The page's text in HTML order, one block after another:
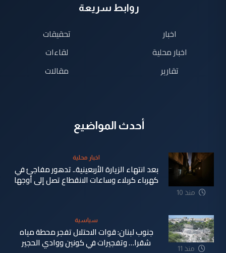
روابط سريعة
اخبار
اخبار محلية
تقارير
تحقيقات
لقاءات
مقالات
أحدث المواضيع
منذ 10
اخبار محلية
بعد انتهاء الزيارة الأربعينية.. تدهور مفاجئ في
كهرباء كربلاء وساعات الانقطاع تصل إلى أوجها
منذ 11
سياسية
جنوب لبنان: قوات الاحتلال تفجر محطة مياه
شقرا… وتفجيرات في كونين ووادي الحجير